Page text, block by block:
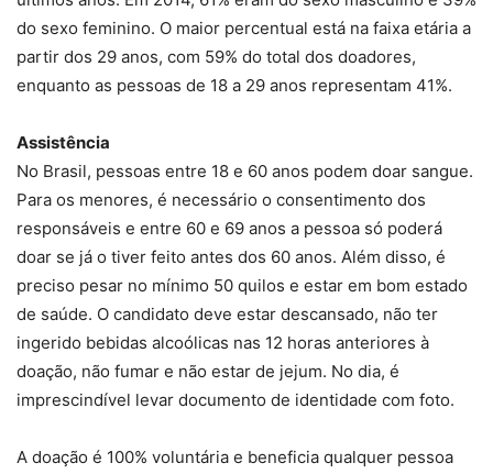
do sexo feminino. O maior percentual está na faixa etária a
partir dos 29 anos, com 59% do total dos doadores,
enquanto as pessoas de 18 a 29 anos representam 41%.
Assistência
No Brasil, pessoas entre 18 e 60 anos podem doar sangue.
Para os menores, é necessário o consentimento dos
responsáveis e entre 60 e 69 anos a pessoa só poderá
doar se já o tiver feito antes dos 60 anos. Além disso, é
preciso pesar no mínimo 50 quilos e estar em bom estado
de saúde. O candidato deve estar descansado, não ter
ingerido bebidas alcoólicas nas 12 horas anteriores à
doação, não fumar e não estar de jejum. No dia, é
imprescindível levar documento de identidade com foto.
A doação é 100% voluntária e beneficia qualquer pessoa